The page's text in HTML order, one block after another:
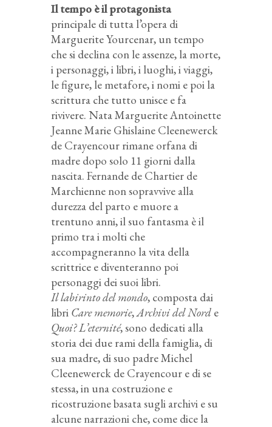
Il tempo è il protagonista
principale di tutta l’opera di
Marguerite Yourcenar, un tempo
che si declina con le assenze, la morte,
i personaggi, i libri, i luoghi, i viaggi,
le figure, le metafore, i nomi e poi la
scrittura che tutto unisce e fa
rivivere. Nata Marguerite Antoinette
Jeanne Marie Ghislaine Cleenewerck
de Crayencour rimane orfana di
madre dopo solo 11 giorni dalla
nascita. Fernande de Chartier de
Marchienne non sopravvive alla
durezza del parto e muore a
trentuno anni, il suo fantasma è il
primo tra i molti che
accompagneranno la vita della
scrittrice e diventeranno poi
personaggi dei suoi libri.
Il labirinto del mondo, composta dai
libri Care memorie,Archivi del Nord e
Quoi? L’eternité, sono dedicati alla
storia dei due rami della famiglia, di
sua madre, di suo padre Michel
Cleenewerck de Crayencour e di se
stessa, in una costruzione e
ricostruzione basata sugli archivi e su
alcune narrazioni che, come dice la